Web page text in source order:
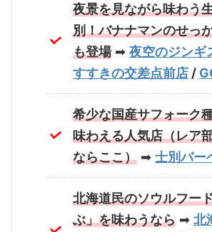
夜景を見ながら味わう
別！バナナマンのせっ
も登場➡ 夜空のジンギ
すすきの交差点前店 /
希少な国産サフォーク
味わえる人気店（レア
ならここ） ➡ 士別バー
北海道民のソウルフー
ぶ」を味わうなら ➡ 北